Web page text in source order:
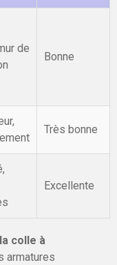
de
Bonne
Très bonne
Excellente
colle à
armatures